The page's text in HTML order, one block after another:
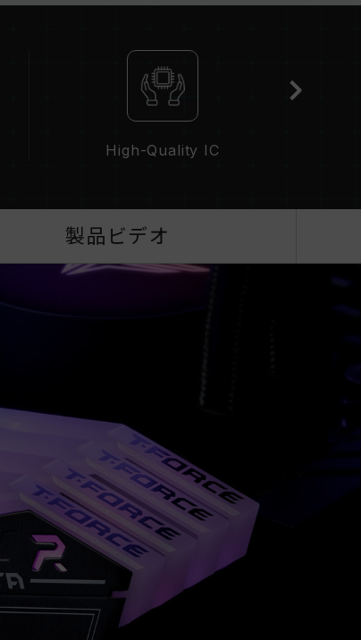
定、マザーボード、およびCPUの互換性
リーを混在させないでください。各セット
なるセットのメモリーを混在させると、シ
する可能性があります。
Performance）と現在使用しているマザ
にしない場合、メモリはSPDのデフォル
4800（またはそれ以下）となりま
、一部のマザーボードでは、指定された
周波数は、システム設定性によって決まり
はJEDEC標準に準拠しておらず、シス
。オーバークロックによる不安定性が発生
ください。
最大対応周波数」であり、システムによっ
。
応するオーバークロック技術（XMP 3.0 /
。対応していない場合、メモリは指定の
ります。
囲内でテストされています。マザーボー
れの製造元のアフターサービスにお問い
High-Quality IC
製品ビデオ